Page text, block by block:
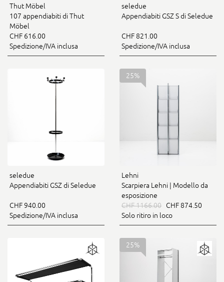
Thut Möbel
107 appendiabiti di Thut
Möbel
CHF 616.00
Spedizione/IVA inclusa
seledue
Appendiabiti GSZ S di Seledue
CHF 821.00
Spedizione/IVA inclusa
seledue
Appendiabiti GSZ di Seledue
CHF 940.00
Spedizione/IVA inclusa
25%
Lehni
Scarpiera Lehni | Modello da
esposizione
CHF 1166.00 CHF 874.50
Solo ritiro in loco
25%